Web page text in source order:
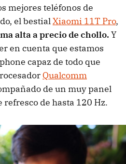
mejores teléfonos de
el bestialXiaomi 11T Pro,
alta a precio de chollo. Y
en cuenta que estamos
capaz de todo que
Qualcomm
de un muy panel
refresco de hasta 120 Hz.